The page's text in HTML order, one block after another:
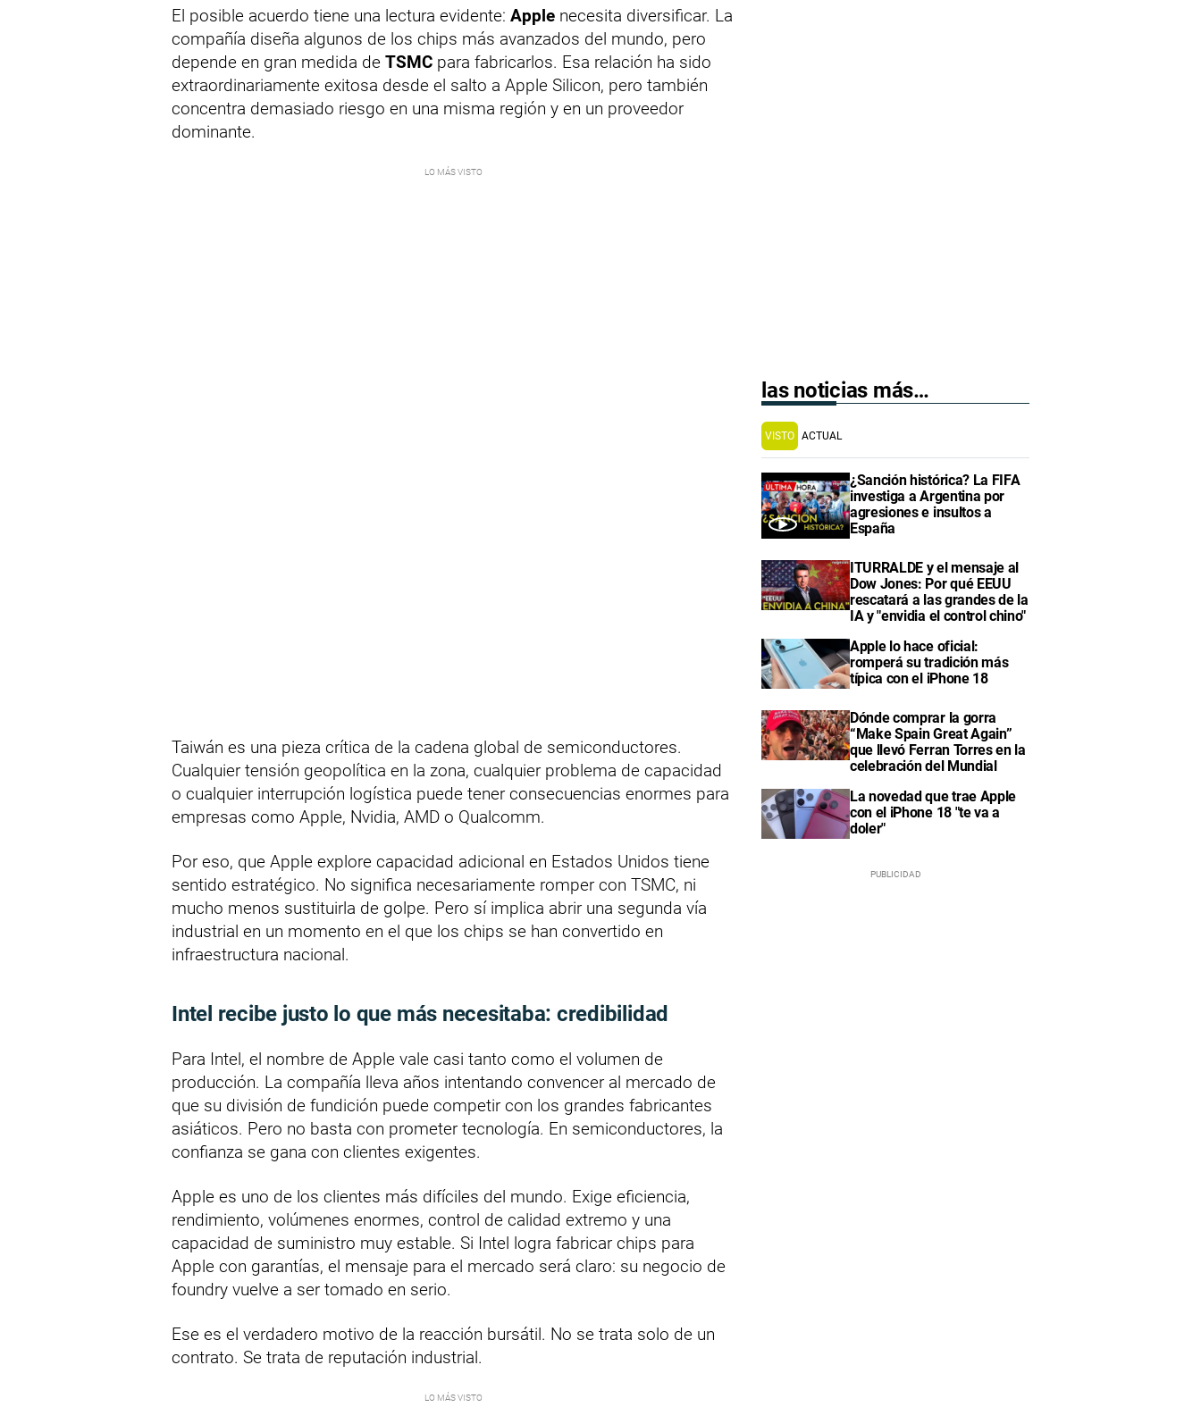
El posible acuerdo tiene una lectura evidente: Apple necesita diversificar. La
compañía diseña algunos de los chips más avanzados del mundo, pero
depende en gran medida de TSMC para fabricarlos. Esa relación ha sido
extraordinariamente exitosa desde el salto a Apple Silicon, pero también
concentra demasiado riesgo en una misma región y en un proveedor
dominante.
Taiwán es una pieza crítica de la cadena global de semiconductores.
Cualquier tensión geopolítica en la zona, cualquier problema de capacidad
o cualquier interrupción logística puede tener consecuencias enormes para
empresas como Apple, Nvidia, AMD o Qualcomm.
Por eso, que Apple explore capacidad adicional en Estados Unidos tiene
sentido estratégico. No significa necesariamente romper con TSMC, ni
mucho menos sustituirla de golpe. Pero sí implica abrir una segunda vía
industrial en un momento en el que los chips se han convertido en
infraestructura nacional.
Intel recibe justo lo que más necesitaba: credibilidad
Para Intel, el nombre de Apple vale casi tanto como el volumen de
producción. La compañía lleva años intentando convencer al mercado de
que su división de fundición puede competir con los grandes fabricantes
asiáticos. Pero no basta con prometer tecnología. En semiconductores, la
confianza se gana con clientes exigentes.
Apple es uno de los clientes más difíciles del mundo. Exige eficiencia,
rendimiento, volúmenes enormes, control de calidad extremo y una
capacidad de suministro muy estable. Si Intel logra fabricar chips para
Apple con garantías, el mensaje para el mercado será claro: su negocio de
foundry vuelve a ser tomado en serio.
Ese es el verdadero motivo de la reacción bursátil. No se trata solo de un
contrato. Se trata de reputación industrial.
las noticias más…
VISTO ACTUAL
¿Sanción histórica? La FIFA
investiga a Argentina por
agresiones e insultos a
España
ITURRALDE y el mensaje al
Dow Jones: Por qué EEUU
rescatará a las grandes de la
IA y "envidia el control chino"
Apple lo hace oficial:
romperá su tradición más
típica con el iPhone 18
Dónde comprar la gorra
“Make Spain Great Again”
que llevó Ferran Torres en la
celebración del Mundial
La novedad que trae Apple
con el iPhone 18 "te va a
doler"